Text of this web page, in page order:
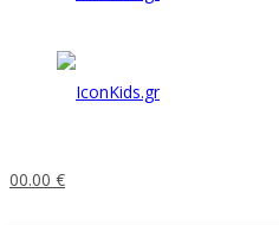
00.00 €